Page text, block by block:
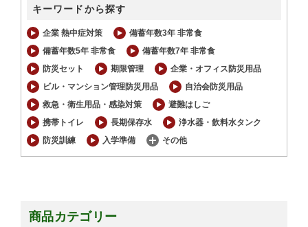
キーワードから探す
企業 熱中症対策
備蓄年数3年 非常食
備蓄年数5年 非常食
備蓄年数7年 非常食
防災セット
期限管理
企業・オフィス防災用品
ビル・マンション管理防災用品
自治会防災用品
救急・衛生用品・感染対策
避難はしご
携帯トイレ
長期保存水
浄水器・飲料水タンク
防災訓練
入学準備 その他
商品カテゴリー